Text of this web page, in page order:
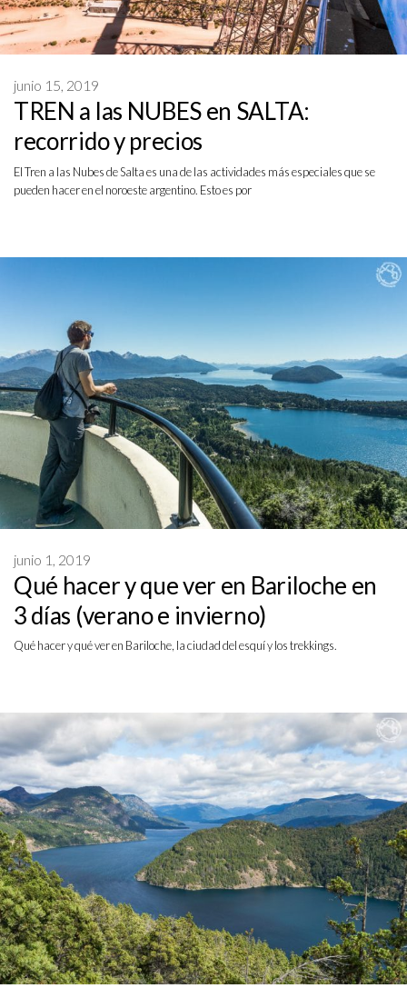
TREN a las NUBES en SALTA:
recorrido y precios
junio 15, 2019
El Tren a las Nubes de Salta es una de las actividades más especiales que se
pueden hacer en el noroeste argentino. Esto es por
Qué hacer y que ver en Bariloche en
3 días (verano e invierno)
junio 1, 2019
Qué hacer y qué ver en Bariloche, la ciudad del esquí y los trekkings.